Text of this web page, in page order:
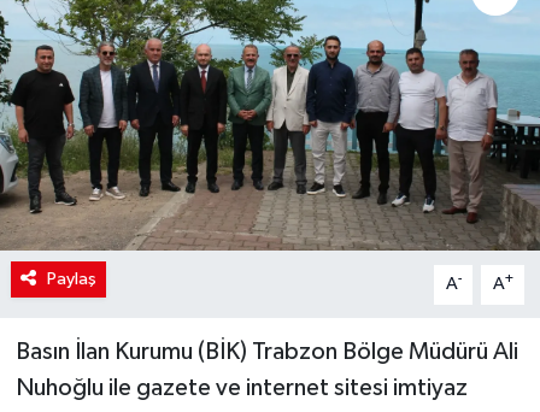
Paylaş A- A+
Basın İlan Kurumu (BİK) Trabzon Bölge Müdürü Ali
Nuhoğlu ile gazete ve internet sitesi imtiyaz